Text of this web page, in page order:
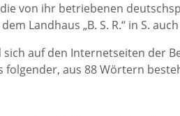
von ihr betriebenen
Landhaus „B. S. R.“ in S.
auf den Internetseiten der
folgender, aus 88 Wörtern